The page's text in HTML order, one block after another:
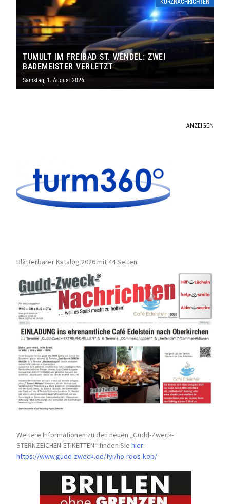
KURZNACHRICHTEN
TUMULT IM FREIBAD ST. WENDEL: ZWEI
BADEMEISTER VERLETZT
Samstag, 1. August 2026
ANZEIGEN
Blätterbarer Katalog 2026 mit 44 Seiten:
Weitere Informationen zu den neuen „Gudd-Zweck-
STERNZEICHEN-ETIKETTEN“ finden Siehier:
https://www.gudd-zweck.de/fyi/ho-roos-kop/